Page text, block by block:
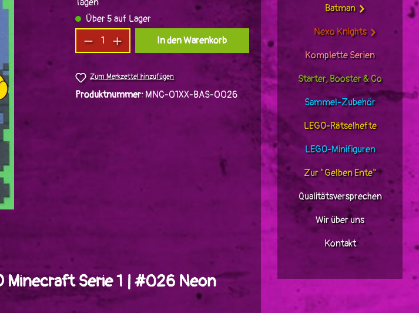
Batman
Nexo Knights
Komplette Serien
Starter, Booster & Co
Sammel-Zubehör
LEGO-Rätselhefte
LEGO-Minifiguren
Zur "Gelben Ente"
Qualitätsversprechen
Wir über uns
Kontakt
Tagen
Über 5 auf Lager
Produkt Anzahl: Gib den gewünschten Wert ein oder
In den Warenkorb
Zum Merkzettel hinzufügen
Produktnummer: MNC-01XX-BAS-0026
Minecraft Serie 1 | #026 Neon